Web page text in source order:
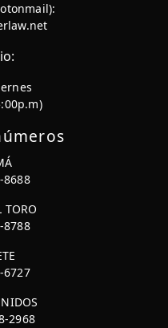
8688
TORO
8788
6727
2968